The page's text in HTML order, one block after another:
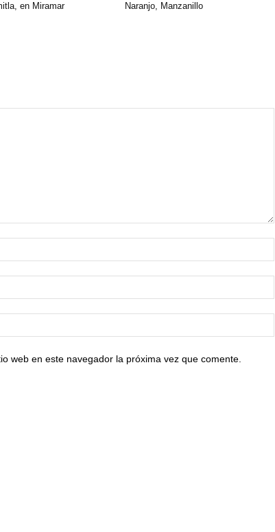
en Miramar
Naranjo, Manzanillo
web en este navegador la próxima vez que comente.